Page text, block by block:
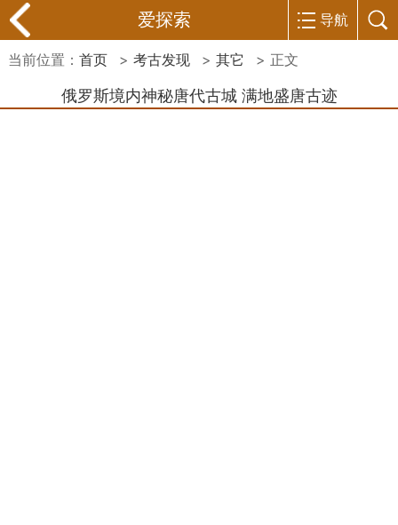
爱探索 导航
当前位置： 首页 > 考古发现 > 其它 > 正文
俄罗斯境内神秘唐代古城 满地盛唐古迹